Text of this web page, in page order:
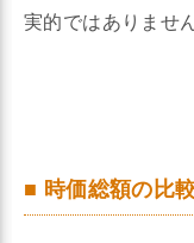
実的ではありません
■ 時価総額の比